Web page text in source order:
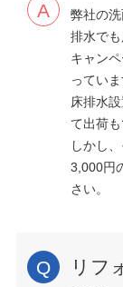
弊社の
排水でも
キャン
っていま
床排水
て出荷も
しかし
3,000円
さい。
リフ